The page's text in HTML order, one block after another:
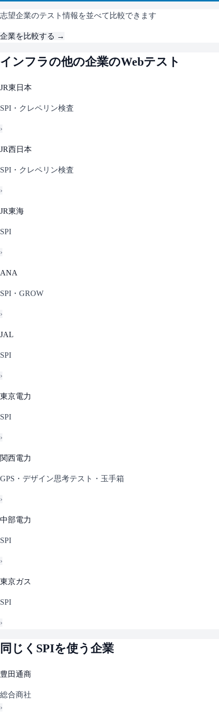
志望企業のテスト情報を並べて比較できます
企業を比較する →
インフラの他の企業のWebテスト
JR東日本
SPI・クレペリン検査
›
JR西日本
SPI・クレペリン検査
›
JR東海
SPI
›
ANA
SPI・GROW
›
JAL
SPI
›
東京電力
SPI
›
関西電力
GPS・デザイン思考テスト・玉手箱
›
中部電力
SPI
›
東京ガス
SPI
›
同じく SPIを使う企業
豊田通商
総合商社
›